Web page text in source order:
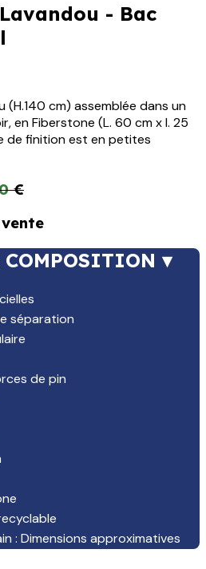
- Bac
cm) assemblée dans un
en Fiberstone (L. 60 cm x l. 25
de finition est en petites
€
▾
séparation
de pin
: Dimensions approximatives